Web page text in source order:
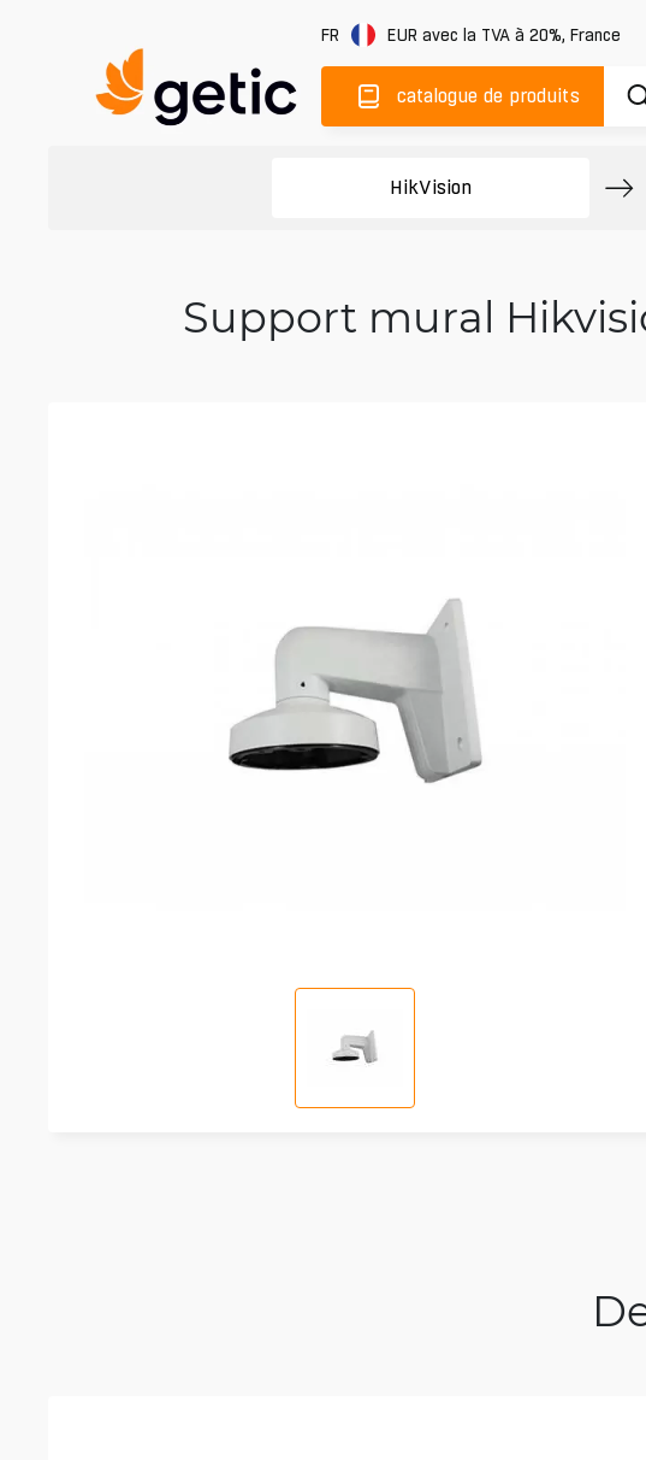
FR EUR avec la TVA à 20%, France
catalogue de produits
HikVision
Support mural